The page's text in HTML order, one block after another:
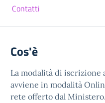
Contatti
Cos'è
La modalità di iscrizione
avviene in modalità
rete offerto dal Ministero.